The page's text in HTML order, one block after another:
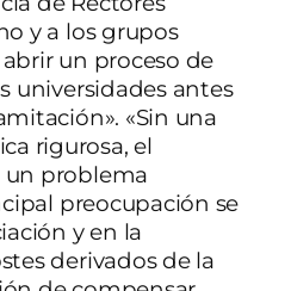
y a los grupos
un proceso de
universidades antes
«Sin una
rigurosa, el
un problema
preocupación se
y en la
derivados de la